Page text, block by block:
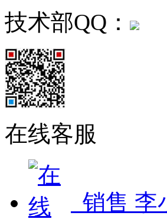
技术部QQ：
在线客服
销售 李